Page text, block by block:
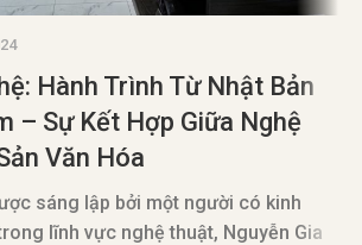
Hành Trình Từ Nhật Bản
– Sự Kết Hợp Giữa Nghệ
Văn Hóa
sáng lập bởi một người có kinh
lĩnh vực nghệ thuật, Nguyễn Gia